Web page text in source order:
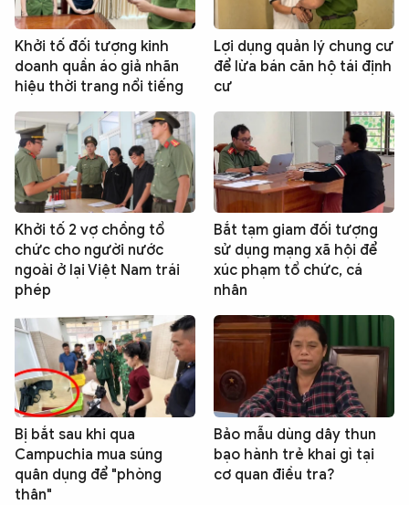
Khởi tố đối tượng kinh
doanh quần áo giả nhãn
hiệu thời trang nổi tiếng
Lợi dụng quản lý chung cư
để lừa bán căn hộ tái định
cư
Khởi tố 2 vợ chồng tổ
chức cho người nước
ngoài ở lại Việt Nam trái
phép
Bắt tạm giam đối tượng
sử dụng mạng xã hội để
xúc phạm tổ chức, cá
nhân
Bị bắt sau khi qua
Campuchia mua súng
quân dụng để "phòng
thân"
Bảo mẫu dùng dây thun
bạo hành trẻ khai gì tại
cơ quan điều tra?